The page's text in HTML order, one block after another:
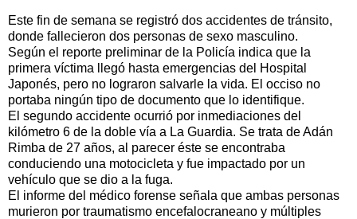
Este fin de semana se registró dos accidentes de tránsito,
donde fallecieron dos personas de sexo masculino.
Según el reporte preliminar de la Policía indica que la
primera víctima llegó hasta emergencias del Hospital
Japonés, pero no lograron salvarle la vida. El occiso no
portaba ningún tipo de documento que lo identifique.
El segundo accidente ocurrió por inmediaciones del
kilómetro 6 de la doble vía a La Guardia. Se trata de Adán
Rimba de 27 años, al parecer éste se encontraba
conduciendo una motocicleta y fue impactado por un
vehículo que se dio a la fuga.
El informe del médico forense señala que ambas personas
murieron por traumatismo encefalocraneano y múltiples